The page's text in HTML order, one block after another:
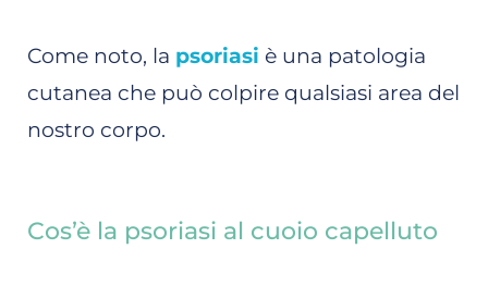
Come noto, la psoriasi è una patologia
cutanea che può colpire qualsiasi area del
nostro corpo.
Cos’è la psoriasi al cuoio capelluto